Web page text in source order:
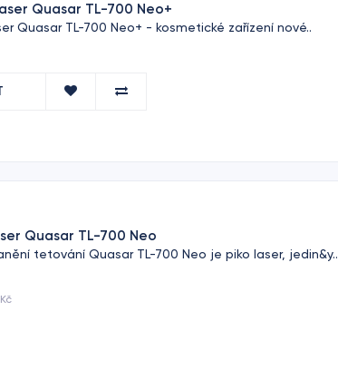
Quasar TL-700 Neo+
Quasar TL-700 Neo+ - kosmetické zařízení nové..
Quasar TL-700 Neo
tetování Quasar TL-700 Neo je piko laser, jedin&y..